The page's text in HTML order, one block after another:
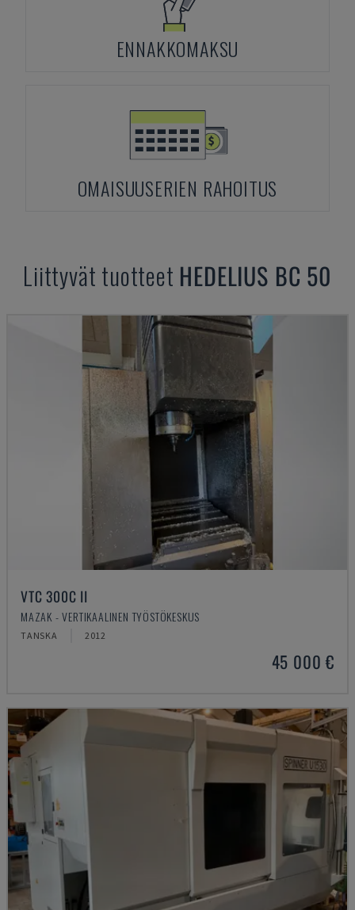
ENNAKKOMAKSU
OMAISUUSERIEN RAHOITUS
Liittyvät tuotteet HEDELIUS BC 50
VTC 300C II
MAZAK - VERTIKAALINEN TYÖSTÖKESKUS
TANSKA 2012
45 000 €